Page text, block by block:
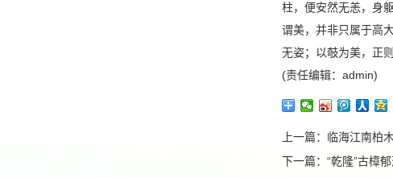
柱，便安然无恙，身
谓美，并非只属于高
无姿；以攲为美，正
(责任编辑：admin)
上一篇： 临海江南柏木
下一篇： “乾隆”古樟